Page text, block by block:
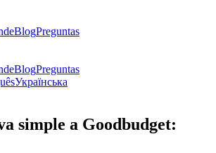
BlogPreguntas
BlogPreguntas
Українська
simple a Goodbudget: